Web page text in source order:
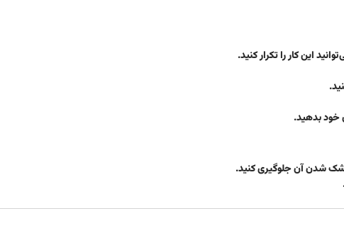
این کار را تکرار کنید.
خود بدهید.
شدن آن جلوگیری کنید.